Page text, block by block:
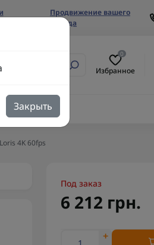
Продвижение вашего
бренда
0
Избранное
4K 60fps
Закрыть
Под заказ
6 212 грн.